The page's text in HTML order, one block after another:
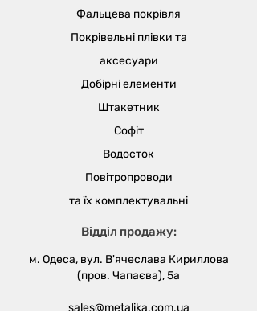
патронах.
Відділ продажу:
м. Одеса, вул. В'ячеслава Кириллова
(пров. Чапаєва), 5а
sales@metalika.com.ua
Фальцева покрівля
Покрівельні плівки та
аксесуари
Добірні елементи
Штакетник
Софіт
Водосток
Повітропроводи
та їх комплектувальні